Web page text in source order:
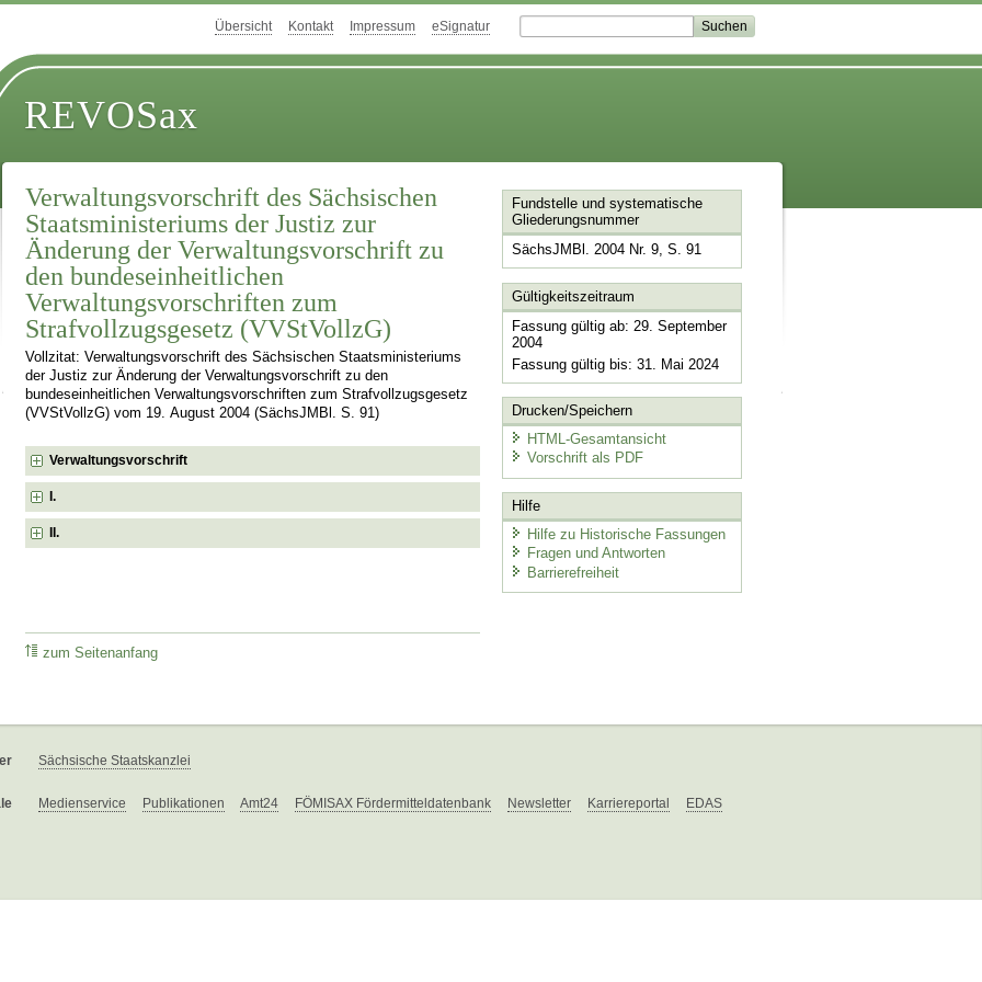
Übersicht Kontakt Impressum eSignatur
REVOSax
Verwaltungsvorschrift des Sächsischen
Staatsministeriums der Justiz zur
Änderung der Verwaltungsvorschrift zu
den bundeseinheitlichen
Verwaltungsvorschriften zum
Strafvollzugsgesetz (VVStVollzG)
Vollzitat: Verwaltungsvorschrift des Sächsischen Staatsministeriums
der Justiz zur Änderung der Verwaltungsvorschrift zu den
bundeseinheitlichen Verwaltungsvorschriften zum Strafvollzugsgesetz
(VVStVollzG) vom 19. August 2004 (SächsJMBl. S. 91)
Verwaltungsvorschrift
I.
II.
zum Seitenanfang
Fundstelle und systematische
Gliederungsnummer
SächsJMBl. 2004 Nr. 9, S. 91
Gültigkeitszeitraum
Fassung gültig ab: 29. September
2004
Fassung gültig bis: 31. Mai 2024
Drucken/Speichern
HTML-Gesamtansicht
Vorschrift als PDF
Hilfe
Hilfe zu Historische Fassungen
Fragen und Antworten
Barrierefreiheit
Sächsische Staatskanzlei
Medienservice Publikationen Amt24 FÖMISAX Fördermitteldatenbank Newsletter Karriereportal EDAS